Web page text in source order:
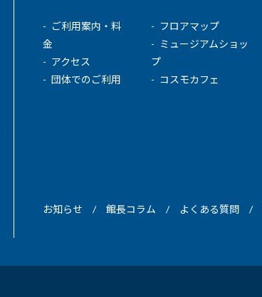
ご利用案内・料
金
アクセス
団体でのご利用
フロアマップ
ミュージアムショッ
プ
コスモカフェ
お知らせ 館長コラム よくある質問